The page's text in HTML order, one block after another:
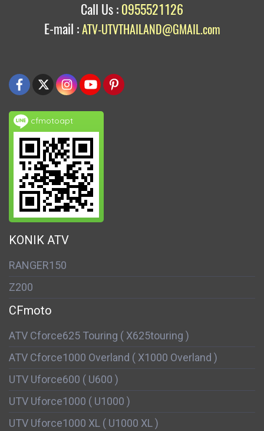
Call Us : 0955521126
E-mail :ATV-UTVTHAILAND@GMAIL.com
cfmotoapt
KONIK ATV
RANGER150
Z200
CFmoto
ATV Cforce625 Touring ( X625touring )
ATV Cforce1000 Overland ( X1000 Overland )
UTV Uforce600 ( U600 )
UTV Uforce1000 ( U1000 )
UTV Uforce1000 XL ( U1000 XL )